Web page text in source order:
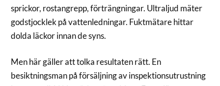
sprickor, rostangrepp, förträngningar. Ultraljud mäter
godstjocklek på vattenledningar. Fuktmätare hittar
dolda läckor innan de syns.
Men här gäller att tolka resultaten rätt. En
besiktningsman på försäljning av inspektionsutrustning